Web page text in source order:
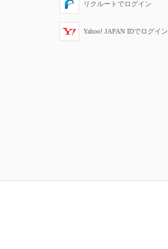
リクルートでログイン
Yahoo! JAPAN IDでログイン